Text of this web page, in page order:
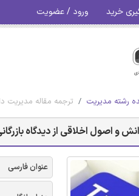
خرید ورود / عضویت
رشته مدیریت ترجمه مقاله مدیریت
و اصول اخلاقی از دیدگاه
عنوان فارسی